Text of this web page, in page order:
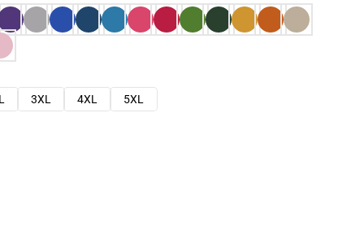
3XL 4XL
5XL